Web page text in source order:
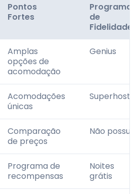
Pontos
Fortes
Programas
de
Fidelidade
Amplas
opções de
acomodação
Genius
Acomodações
únicas
Superhost
Comparação
de preços
Não possui
Programa de
recompensas
Noites
grátis